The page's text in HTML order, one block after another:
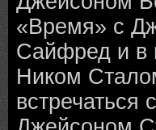
«Время» с
Сайфред и в
Ником